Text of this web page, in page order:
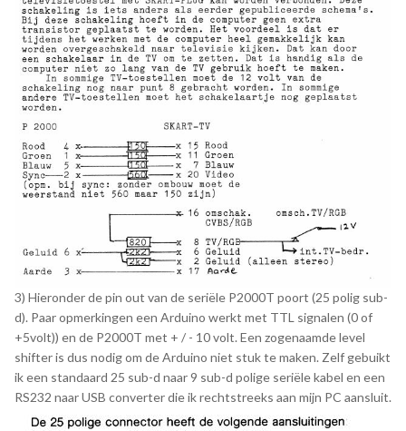
3) Hieronder de pin out van de seriële P2000T poort (25 polig sub-
d). Paar opmerkingen een Arduino werkt met TTL signalen (0 of
+5volt)) en de P2000T met + / - 10 volt. Een zogenaamde level
shifter is dus nodig om de Arduino niet stuk te maken. Zelf gebuikt
ik een standaard 25 sub-d naar 9 sub-d polige seriële kabel en een
RS232 naar USB converter die ik rechtstreeks aan mijn PC aansluit.